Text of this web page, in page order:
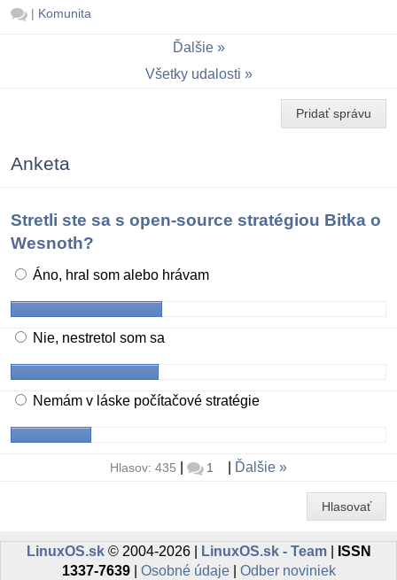
| Komunita
Ďalšie
Všetky udalosti
Pridať správu
Anketa
Stretli ste sa s open-source stratégiou Bitka o
Wesnoth?
Áno, hral som alebo hrávam
Nie, nestretol som sa
Nemám v láske počítačové stratégie
Hlasov: 435 1 Ďalšie
Hlasovať
LinuxOS.sk© 2004-2026 | LinuxOS.sk - Team|
ISSN
1337-7639| Osobné údaje| Odber noviniek